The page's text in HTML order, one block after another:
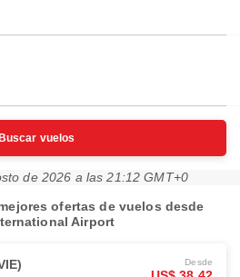
vuelos
de 2026 a las 21:12 GMT+0
ofertas de vuelos desde
Airport
Desde